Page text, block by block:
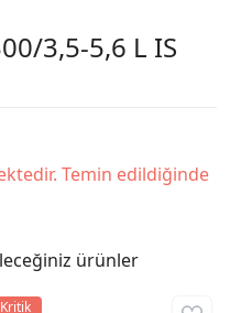
3,5-5,6 L IS
Temin edildiğinde
ürünler
Kritik